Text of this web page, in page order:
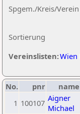
Sortierung
Spgem./Kreis/Verein
Vereinslisten:Wien
No. pnr name
1 100107 Aigner
Michael